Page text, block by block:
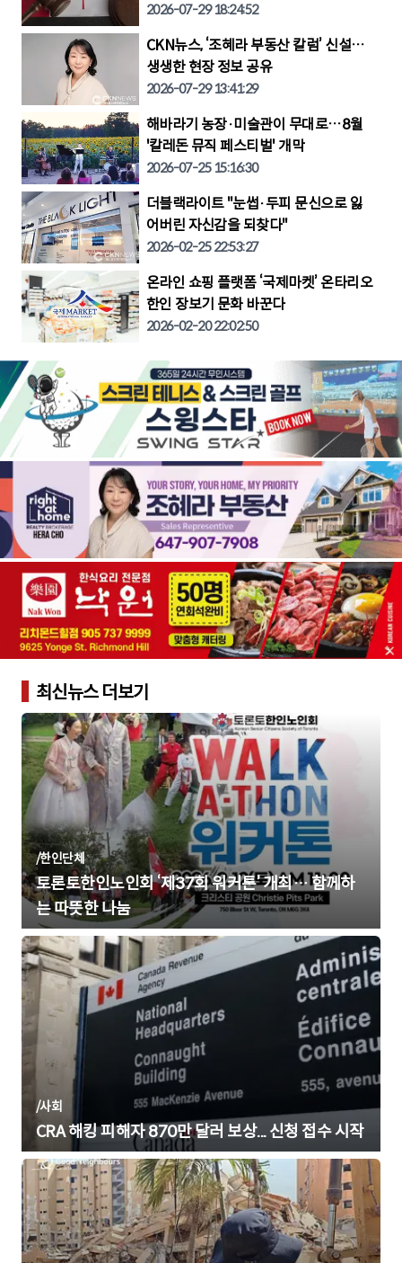
2026-07-29 18:24:52
CKN뉴스, ‘조혜라 부동산 칼럼’ 신설…
생생한 현장 정보 공유
2026-07-29 13:41:29
해바라기 농장·미술관이 무대로…8월
'칼레돈 뮤직 페스티벌' 개막
2026-07-25 15:16:30
더블랙라이트 "눈썹·두피 문신으로 잃
어버린 자신감을 되찾다"
2026-02-25 22:53:27
온라인 쇼핑 플랫폼 ‘국제마켓’ 온타리오
한인 장보기 문화 바꾼다
2026-02-20 22:02:50
최신뉴스 더보기
/한인단체
토론토한인노인회 ‘제37회 워커톤’ 개최… 함께하
는 따뜻한 나눔
/사회
CRA 해킹 피해자 870만 달러 보상... 신청 접수 시작